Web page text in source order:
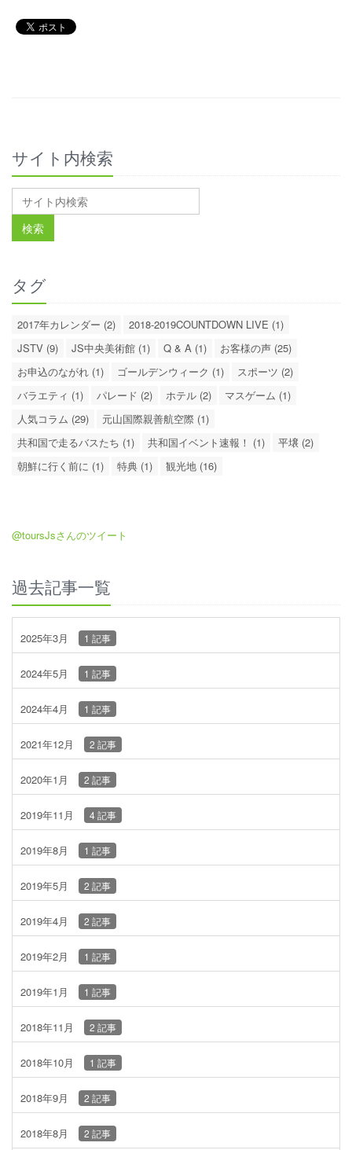
サイト内検索
タグ
2017年カレンダー (2)
2018-2019COUNTDOWN LIVE (1)
JSTV (9)
JS中央美術館 (1) Q & A (1)
お客様の声 (25)
お申込のながれ (1)
ゴールデンウィーク (1)
スポーツ (2)
バラエティ (1)
パレード (2) ホテル (2)
マスゲーム (1)
人気コラム (29)
元山国際親善航空際 (1)
共和国で走るバスたち (1)
共和国イベント速報！ (1)
平壌 (2)
朝鮮に行く前に (1)
特典 (1) 観光地 (16)
@toursJsさんのツイート
過去記事一覧
2025年3月 1 記事
2024年5月 1 記事
2024年4月 1 記事
2021年12月 2 記事
2020年1月 2 記事
2019年11月 4 記事
2019年8月 1 記事
2019年5月 2 記事
2019年4月 2 記事
2019年2月 1 記事
2019年1月 1 記事
2018年11月 2 記事
2018年10月 1 記事
2018年9月 2 記事
2018年8月 2 記事